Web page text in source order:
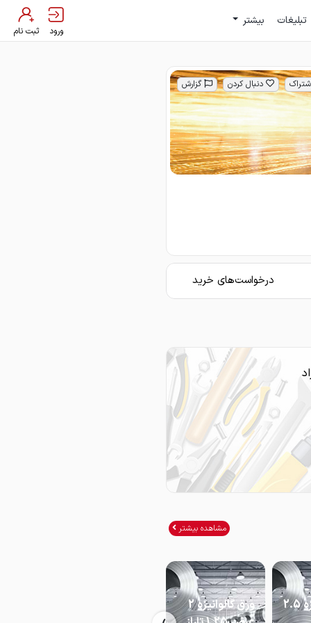
تبلیغات بیشتر
ورود ثبت نام
دنبال کردن گزارش
درخواست‌های خرید
مشاهده بیشتر
ورق گالوانیزه 2.5
ورق گالوانیزه 2